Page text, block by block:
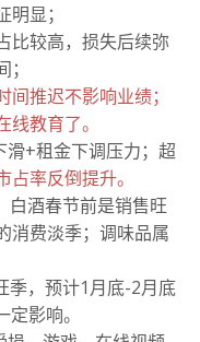
显；
比较高，损失后续弥
推迟不影响业绩；
教育了。
滑+租金下调压力；超
率反倒提升。
白酒春节前是销售旺
消费淡季；调味品属
季，预计1月底-2月底
影响。